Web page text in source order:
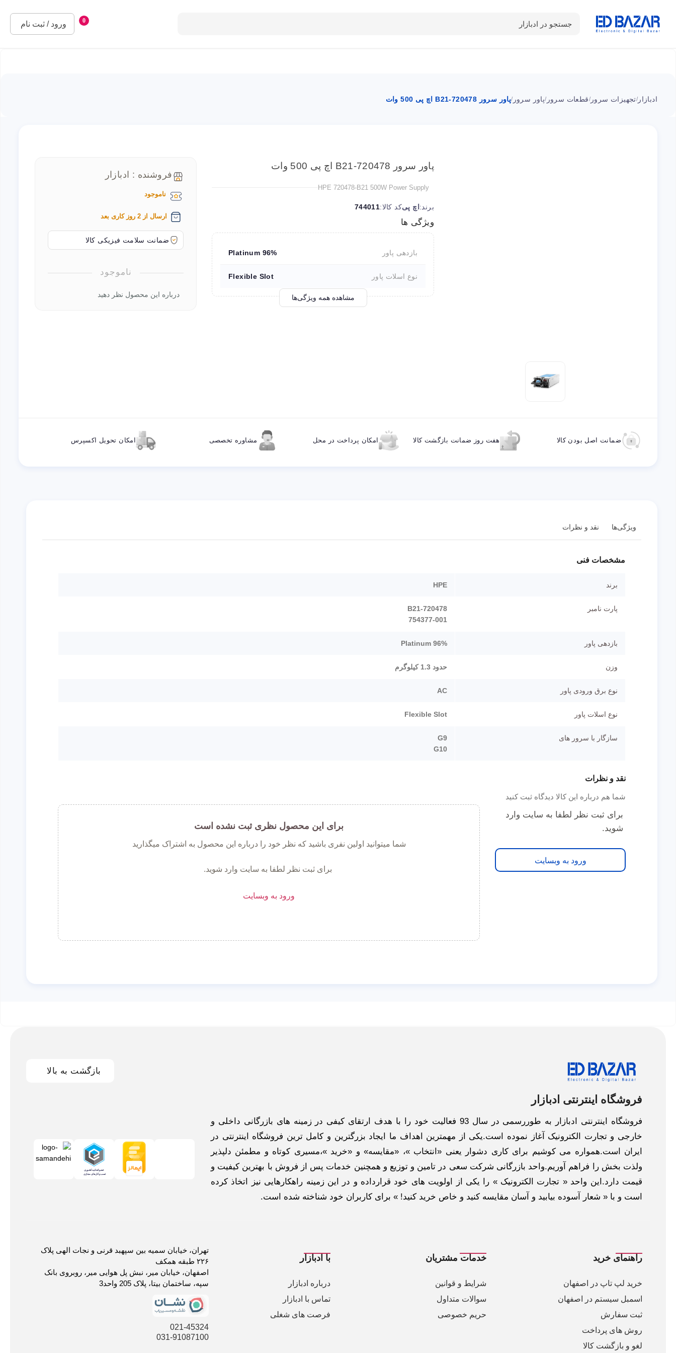
جستجو در ادبازار 0
ورود / ثبت نام
دسته بندی محصولات
ادبازار /تجهیزات سرور/قطعات سرور /پاور سرور /پاور سرور 720478-B21 اچ پی 500 وات
پاور سرور 720478-B21 اچ پی 500 وات
HPE 720478-B21 500W Power Supply
برند: اچ پیکد کالا:744011
ویژگی ها
بازدهی پاور 96% Platinum
نوع اسلات پاور Flexible Slot
مشاهده همه ویژگی‌ها
فروشنده : ادبازار
ناموجود
ارسال از 2 روز کاری بعد
ضمانت سلامت فیزیکی کالا
ناموجود
درباره این محصول نظر دهید
ضمانت اصل بودن کالا هفت روز ضمانت بازگشت کالا امکان پرداخت در محل مشاوره تخصصی امکان تحویل اکسپرس
ویژگی‌ها نقد و نظرات
مشخصات فنی
برند HPE
پارت نامبر
720478-B21
754377-001
بازدهی پاور 96% Platinum
وزن حدود 1.3 کیلوگرم
نوع برق ورودی پاور AC
نوع اسلات پاور Flexible Slot
سازگار با سرور های
G9
G10
نقد و نظرات
شما هم درباره این کالا دیدگاه ثبت کنید
برای ثبت نظر لطفا به سایت وارد
شوید.
ورود به وبسایت
برای این محصول نظری ثبت نشده است
شما میتوانید اولین نفری باشید که نظر خود را درباره این محصول به اشتراک میگذارید
برای ثبت نظر لطفا به سایت وارد شوید.
ورود به وبسایت
بازگشت به بالا
فروشگاه اینترنتی ادبازار
فروشگاه اینترنتی ادبازار به طوررسمی در سال 93 فعالیت خود را با هدف ارتقای کیفی در زمینه های بازرگانی داخلی و
خارجی و تجارت الکترونیک آغاز نموده است.یکی از مهمترین اهداف ما ایجاد بزرگترین و کامل ترین فروشگاه اینترنتی در
ایران است.همواره می کوشیم برای کاری دشوار یعنی «انتخاب »، «مقایسه» و «خرید »،مسیری کوتاه و مطمئن دلپذیر
ولذت بخش را فراهم آوریم.واحد بازرگانی شرکت سعی در تامین و توزیع و همچنین خدمات پس از فروش با بهترین کیفیت و
قیمت دارد.این واحد « تجارت الکترونیک » را یکی از اولویت های خود قرارداده و در این زمینه راهکارهایی نیز اتخاذ کرده
است و با « شعار آسوده بیابید و آسان مقایسه کنید و خاص خرید کنید! » برای کاربران خود شناخته شده است.
راهنمای خرید
خرید لپ تاپ در اصفهان
اسمبل سیستم در اصفهان
ثبت سفارش
روش های پرداخت
لغو و بازگشت کالا
خدمات مشتریان
شرایط و قوانین
سوالات متداول
حریم خصوصی
با ادبازار
درباره ادبازار
تماس با ادبازار
فرصت های شغلی
تهران، خیابان سمیه بین سپهبد قرنی و نجات الهی پلاک
۲۲۶ طبقه همکف
اصفهان، خیابان میر، نبش پل هوایی میر، روبروی بانک
سپه، ساختمان بیتا، پلاک 205 واحد3
021-45324
031-91087100